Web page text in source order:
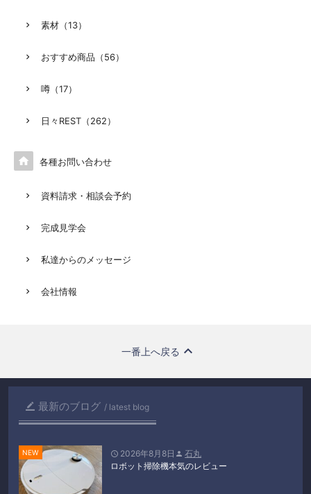
素材（13）
おすすめ商品（56）
噂（17）
日々REST（262）
 各種お問い合わせ
資料請求・相談会予約
完成見学会
私達からのメッセージ
会社情報
一番上へ戻る
 最新のブログ latest blog
 2026年8月8日  石丸
ロボット掃除機本気のレビュー